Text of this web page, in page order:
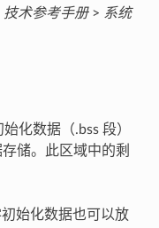
技术参考手册> 系统
化数据（.bss 段）
储。此区域中的剩
始化数据也可以放